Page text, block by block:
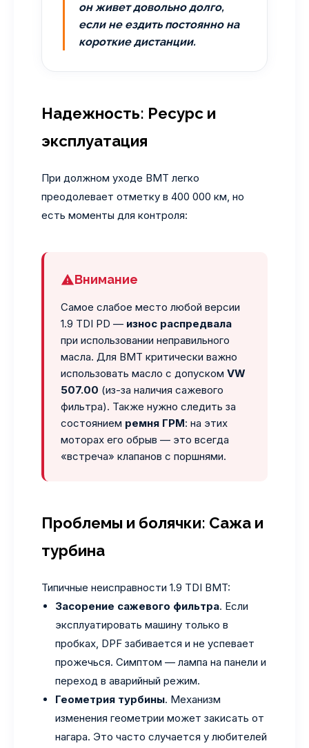
он живет довольно долго,
если не ездить постоянно на
короткие дистанции.
Надежность: Ресурс и
эксплуатация
При должном уходе BMT легко
преодолевает отметку в 400 000 км, но
есть моменты для контроля:
Внимание
Самое слабое место любой версии
1.9 TDI PD — износ распредвала
при использовании неправильного
масла. Для BMT критически важно
использовать масло с допуском VW
507.00 (из-за наличия сажевого
фильтра). Также нужно следить за
состоянием ремня ГРМ: на этих
моторах его обрыв — это всегда
«встреча» клапанов с поршнями.
Проблемы и болячки: Сажа и
турбина
Типичные неисправности 1.9 TDI BMT:
Засорение сажевого фильтра. Если
эксплуатировать машину только в
пробках, DPF забивается и не успевает
прожечься. Симптом — лампа на панели и
переход в аварийный режим.
Геометрия турбины. Механизм
изменения геометрии может закисать от
нагара. Это часто случается у любителей